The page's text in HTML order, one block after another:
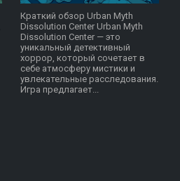
Краткий обзор Urban Myth
Dissolution Center Urban Myth
Dissolution Center — это
уникальный детективный
хоррор, который сочетает в
себе атмосферу мистики и
увлекательные расследования.
Игра предлагает...